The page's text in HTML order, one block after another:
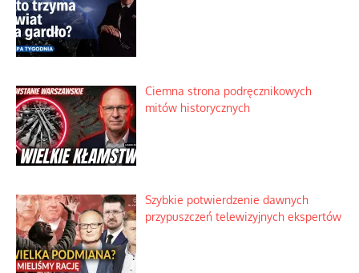
Ciemna strona podręcznikowych
mitów historycznych
Szybkie potwierdzenie dawnych
przypuszczeń telewizyjnych ekspertów